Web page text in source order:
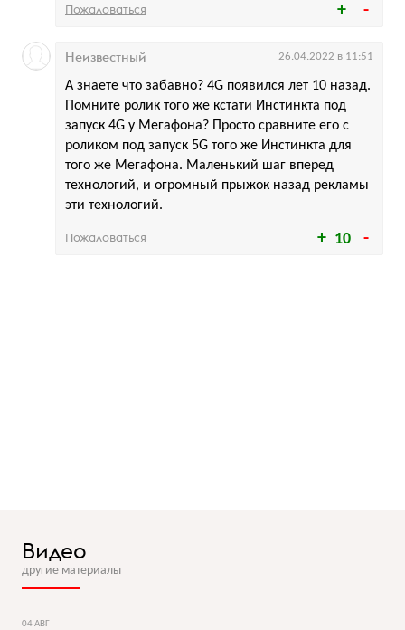
Пожаловаться
10
А знаете что забавно? 4G появился лет 10 назад.
Помните ролик того же кстати Инстинкта под
запуск 4G у Мегафона? Просто сравните его с
роликом под запуск 5G того же Инстинкта для
того же Мегафона. Маленький шаг вперед
технологий, и огромный прыжок назад рекламы
эти технологий.
Неизвестный 26.04.2022 в 11:51
Пожаловаться
Видео
другие материалы
04 АВГ